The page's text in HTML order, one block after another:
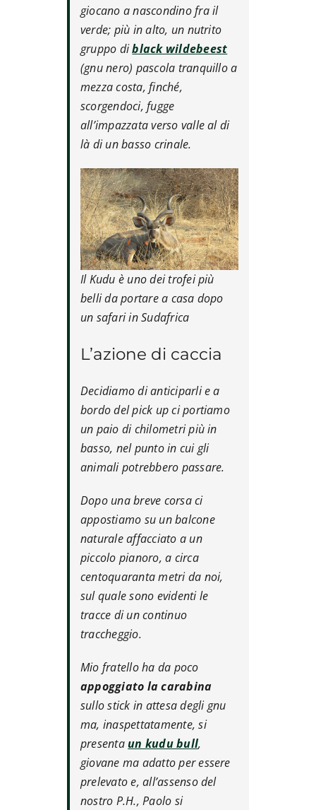
giocano a nascondino fra il
verde; più in alto, un nutrito
gruppo diblack wildebeest
(gnu nero) pascola tranquillo a
mezza costa, finché,
scorgendoci, fugge
all’impazzata verso valle al di
là di un basso crinale.
Il Kudu è uno dei trofei più
belli da portare a casa dopo
un safari in Sudafrica
L’azione di caccia
Decidiamo di anticiparli e a
bordo del pick up ci portiamo
un paio di chilometri più in
basso, nel punto in cui gli
animali potrebbero passare.
Dopo una breve corsa ci
appostiamo su un balcone
naturale affacciato a un
piccolo pianoro, a circa
centoquaranta metri da noi,
sul quale sono evidenti le
tracce di un continuo
traccheggio.
Mio fratello ha da poco
appoggiato lacarabina
sullo stick in attesa degli gnu
ma, inaspettatamente, si
presenta un kudu bull,
giovane ma adatto per essere
prelevato e, all’assenso del
nostro P.H., Paolo si